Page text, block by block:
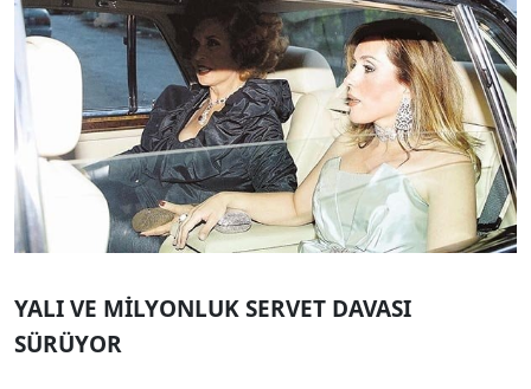
YALI VE MİLYONLUK SERVET DAVASI
SÜRÜYOR